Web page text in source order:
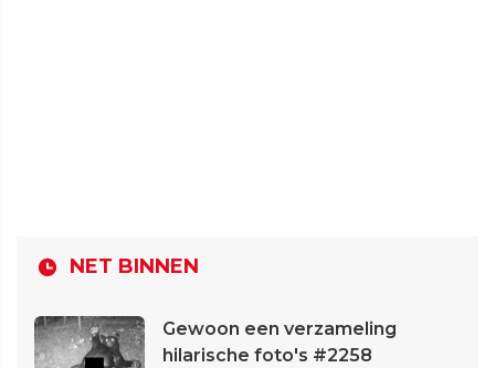
NET BINNEN
Gewoon een verzameling
hilarische foto's #2258